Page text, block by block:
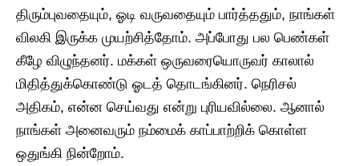
திரும்புவதையும், ஓடி வருவதையும் பார்த்ததும், நாங்கள்
விலகி இருக்க முயற்சித்தோம். அப்போது பல பெண்கள்
கீழே விழுந்தனர். மக்கள் ஒருவரையொருவர் காலால்
மிதித்துக்கொண்டு ஓடத் தொடங்கினர். நெரிசல்
அதிகம், என்ன செய்வது என்று புரியவில்லை. ஆனால்
நாங்கள் அனைவரும் நம்மைக் காப்பாற்றிக் கொள்ள
ஒதுங்கி நின்றோம்.